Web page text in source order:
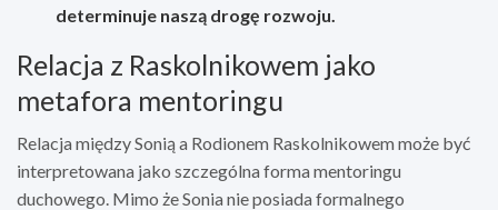
determinuje naszą drogę rozwoju.
Relacja z Raskolnikowem jako
metafora mentoringu
Relacja między Sonią a Rodionem Raskolnikowem może być
interpretowana jako szczególna forma mentoringu
duchowego. Mimo że Sonia nie posiada formalnego